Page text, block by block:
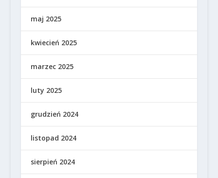
maj 2025
kwiecień 2025
marzec 2025
luty 2025
grudzień 2024
listopad 2024
sierpień 2024